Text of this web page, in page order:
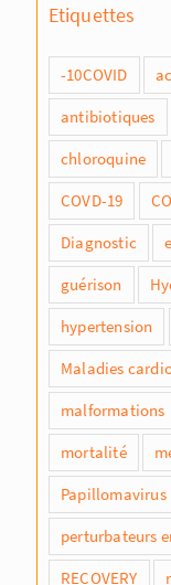
Etiquettes
-10COVID
antibiotiques
chloroquine
COVD-19
Diagnostic
guérison
hypertension
Maladies
malformations
mortalité
Papillomavirus
perturbateurs
RECOVERY